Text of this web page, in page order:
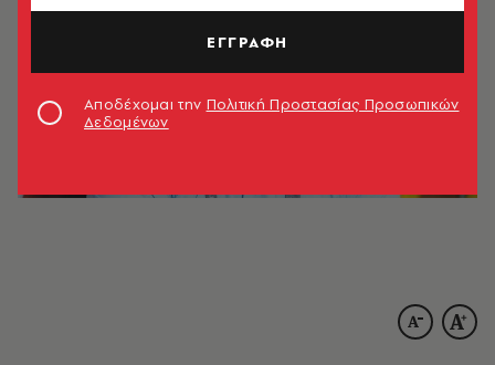
ΕΓΓΡΑΦΗ
Αποδέχομαι την Πολιτική Προστασίας Προσωπικών
Δεδομένων